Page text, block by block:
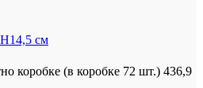
см
коробке (в коробке 72 шт.) 436,9